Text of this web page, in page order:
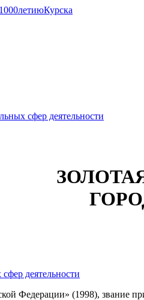
сфер деятельности
деятельности
Федерации» (1998), звание